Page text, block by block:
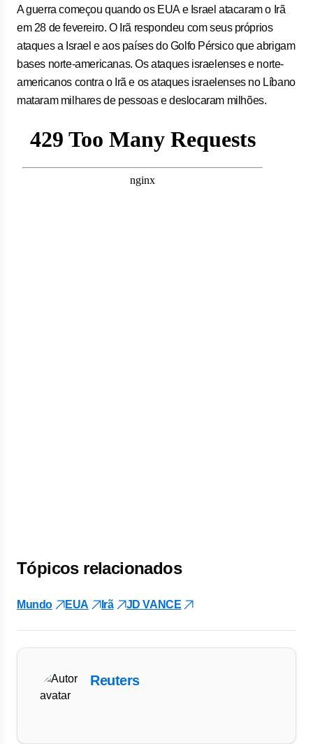
A guerra começou quando os EUA e ​Israel atacaram o Irã
em 28 de fevereiro. O Irã respondeu ​com seus ⁠próprios
ataques a Israel e aos países do Golfo ⁠Pérsico que abrigam
bases norte-americanas. Os ataques israelenses e norte-
americanos contra o Irã e os ataques israelenses no Líbano
mataram milhares de pessoas e deslocaram milhões.
Tópicos relacionados
Mundo EUA Irã JD VANCE
Reuters